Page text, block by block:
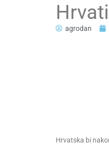
agrodan
Hrvatska bi